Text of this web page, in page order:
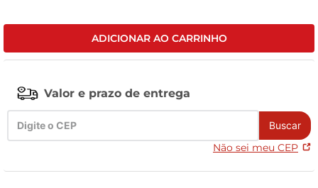
ADICIONAR AO CARRINHO
Valor e prazo de entrega
Buscar
Não sei meu CEP